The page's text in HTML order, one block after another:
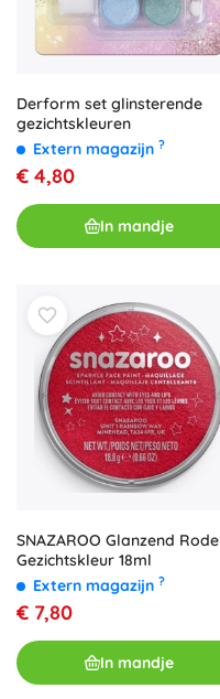
Derform set glinsterende
gezichtskleuren
Extern magazijn ?
€ 4,80
In mandje
SNAZAROO Glanzend Rode
Gezichtskleur 18ml
Extern magazijn ?
€ 7,80
In mandje